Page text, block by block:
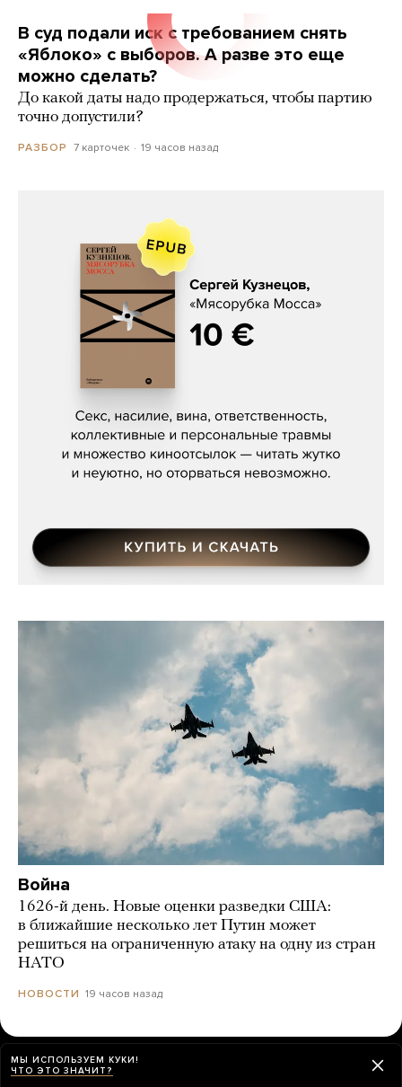
В суд подали иск с требованием снять
«Яблоко» с выборов. А разве это еще
можно сделать?
До какой даты надо продержаться, чтобы партию
точно допустили?
РАЗБОР 7 карточек 19 часов назад
Сергей Кузнецов, «Мясорубка
Война
1626-й день. Новые оценки разведки США:
в ближайшие несколько лет Путин может
решиться на ограниченную атаку на одну из стран
НАТО
НОВОСТИ 19 часов назад
О ЧЕМ МЫ ПИСАЛИ НА ЭТОЙ НЕДЕЛЕ
МЫ ИСПОЛЬЗУЕМ КУКИ!
ЧТО ЭТО ЗНАЧИТ?